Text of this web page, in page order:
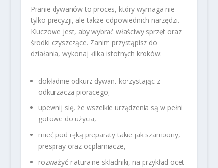
Pranie dywanów to proces, który wymaga nie
tylko precyzji, ale także odpowiednich narzędzi.
Kluczowe jest, aby wybrać właściwy sprzęt oraz
środki czyszczące. Zanim przystąpisz do
działania, wykonaj kilka istotnych kroków:
dokładnie odkurz dywan, korzystając z
odkurzacza piorącego,
upewnij się, że wszelkie urządzenia są w pełni
gotowe do użycia,
mieć pod ręką preparaty takie jak szampony,
prespray oraz odplamiacze,
rozważyć naturalne składniki, na przykład ocet